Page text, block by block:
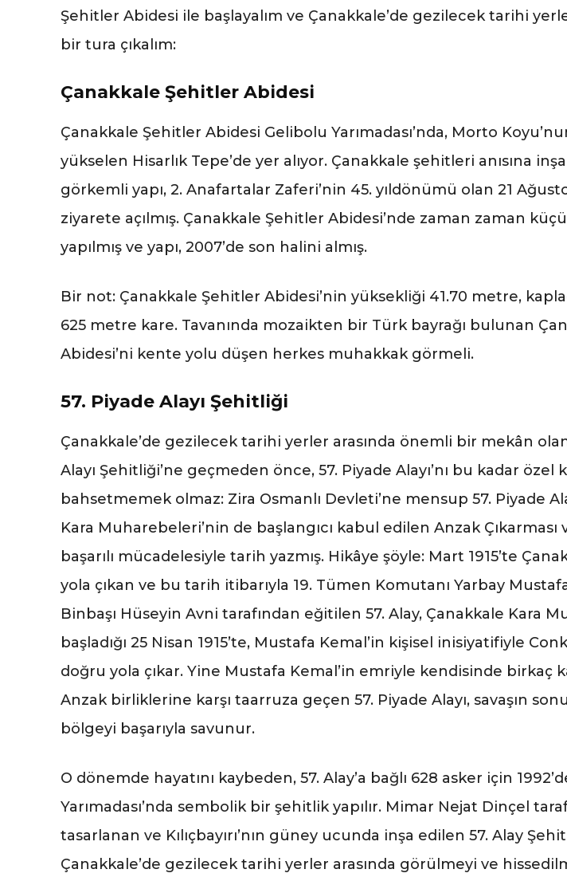
Şehitler Abidesi ile başlayalım ve Çanakkale’de gezilecek tarihi
bir tura çıkalım:
Çanakkale Şehitler Abidesi
Çanakkale Şehitler Abidesi Gelibolu Yarımadası’nda, Morto
yükselen Hisarlık Tepe’de yer alıyor. Çanakkale şehitleri anısına
görkemli yapı, 2. Anafartalar Zaferi’nin 45. yıldönümü olan 21
ziyarete açılmış. Çanakkale Şehitler Abidesi’nde zaman zaman
yapılmış ve yapı, 2007’de son halini almış.
Bir not: Çanakkale Şehitler Abidesi’nin yüksekliği 41.70 metre,
625 metre kare. Tavanında mozaikten bir Türk bayrağı bulunan
Abidesi’ni kente yolu düşen herkes muhakkak görmeli.
57. Piyade Alayı Şehitliği
Çanakkale’de gezilecek tarihi yerler arasında önemli bir mekân
Alayı Şehitliği’ne geçmeden önce, 57. Piyade Alayı’nı bu kadar özel
bahsetmemek olmaz: Zira Osmanlı Devleti’ne mensup 57. Piyade
Kara Muharebeleri’nin de başlangıcı kabul edilen Anzak Çıkarması
başarılı mücadelesiyle tarih yazmış. Hikâye şöyle: Mart 1915’te
yola çıkan ve bu tarih itibarıyla 19. Tümen Komutanı Yarbay
Binbaşı Hüseyin Avni tarafından eğitilen 57. Alay, Çanakkale Kara
başladığı 25 Nisan 1915’te, Mustafa Kemal’in kişisel inisiyatifiyle
doğru yola çıkar. Yine Mustafa Kemal’in emriyle kendisinde birkaç
Anzak birliklerine karşı taarruza geçen 57. Piyade Alayı, savaşın
bölgeyi başarıyla savunur.
O dönemde hayatını kaybeden, 57. Alay’a bağlı 628 asker için
Yarımadası’nda sembolik bir şehitlik yapılır. Mimar Nejat Dinçel
tasarlanan ve Kılıçbayırı’nın güney ucunda inşa edilen 57. Alay
Çanakkale’de gezilecek tarihi yerler arasında görülmeyi ve